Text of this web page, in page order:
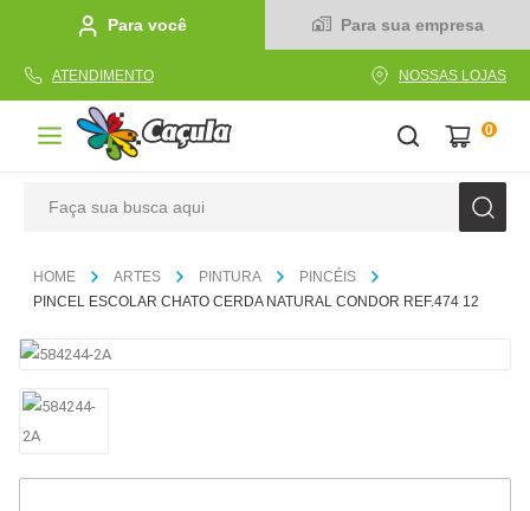
Para você Para sua empresa
ATENDIMENTO NOSSAS LOJAS
0
ARTES PINTURA
PINCÉIS
PINCEL ESCOLAR CHATO CERDA NATURAL CONDOR REF.474 12
1º caderno
2